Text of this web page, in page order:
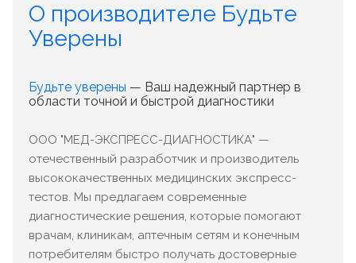
О производителе Будьте
Уверены
Будьте уверены — Ваш надежный партнер в
области точной и быстрой диагностики
ООО "МЕД-ЭКСПРЕСС-ДИАГНОСТИКА" —
отечественный разработчик и производитель
высококачественных медицинских экспресс-
тестов. Мы предлагаем современные
диагностические решения, которые помогают
врачам, клиникам, аптечным сетям и конечным
потребителям быстро получать достоверные